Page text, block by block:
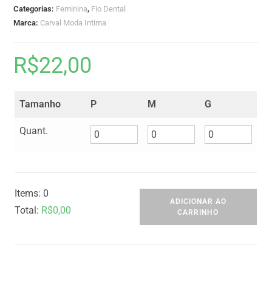
Categorias: Feminina, Fio Dental
Marca: Carval Moda Intima
R$22,00
Tamanho P M G
Quant.
Items: 0
Total: R$0,00
ADICIONAR AO
CARRINHO